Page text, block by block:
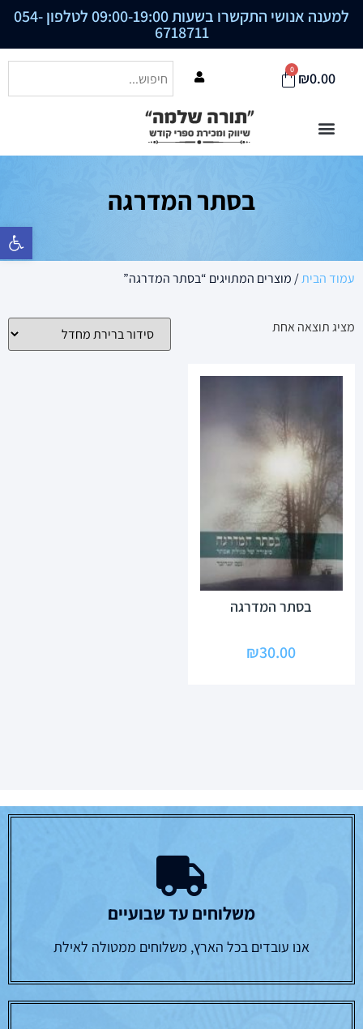
פתח סרגל
למענה אנושי התקשרו בשעות 09:00-19:00 לטלפון 054-
6718711
₪0.00
0
בסתר המדרגה
עמוד הבית/ מוצרים המתויגים “בסתר המדרגה”
מציג תוצאה אחת
בסתר המדרגה
₪30.00
משלוחים עד שבועיים
אנו עובדים בכל הארץ, משלוחים ממטולה לאילת